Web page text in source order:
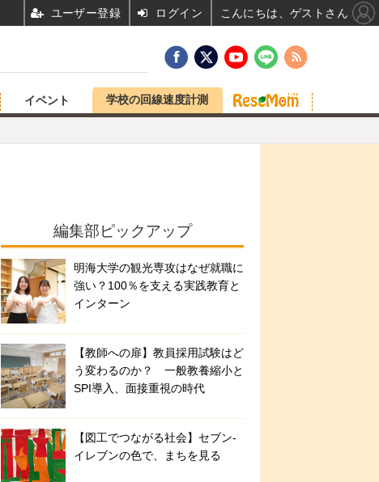
イベント 学校の回線速度計測
編集部ピックアップ
明海大学の観光専攻はなぜ就職に
強い？100％を支える実践教育と
インターン
【教師への扉】教員採用試験はど
う変わるのか？ 一般教養縮小と
SPI導入、面接重視の時代
【図工でつながる社会】セブン‐
イレブンの色で、まちを見る
ユーザー登録 ログイン こんにちは、ゲストさん